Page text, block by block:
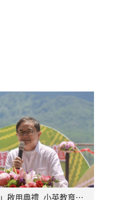
「鹿野龍高步道」啟用典禮_小英教育基金會副執行長劉櫂豪致詞